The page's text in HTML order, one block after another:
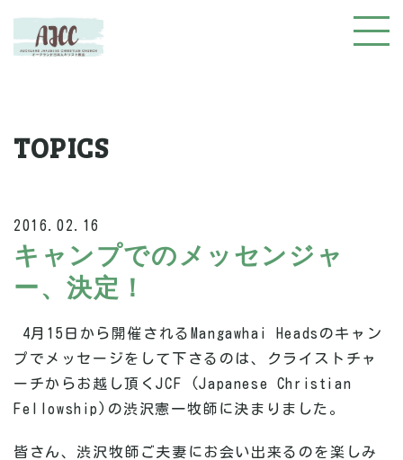
TOPICS
2016.02.16
キャンプでのメッセンジャ
ー、決定！
4月15日から開催されるMangawhai Headsのキャン
プでメッセージをして下さるのは、クライストチャ
ーチからお越し頂くJCF (Japanese Christian
Fellowship)の渋沢憲一牧師に決まりました。
皆さん、渋沢牧師ご夫妻にお会い出来るのを楽しみ